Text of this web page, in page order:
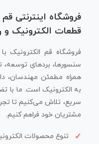
فروشگاه اینترنتی
قطعات الکترونیک و
فروشگاه قم الکترونیک با
سنسورها، بردهای توسعه،
همراه مطمئن مهندسان،
به الکترونیک است. ما با
سریع، تلاش می‌کنیم تا
مشتریان خود فراهم کنیم.
تنوع محصولات